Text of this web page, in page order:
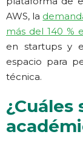
AWS, la
más del 140 %
en startups y
espacio para
técnica.
¿Cuáles